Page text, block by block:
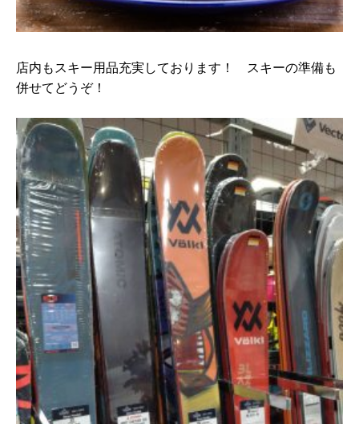
店内もスキー用品充実しております！ スキーの準備も
併せてどうぞ！